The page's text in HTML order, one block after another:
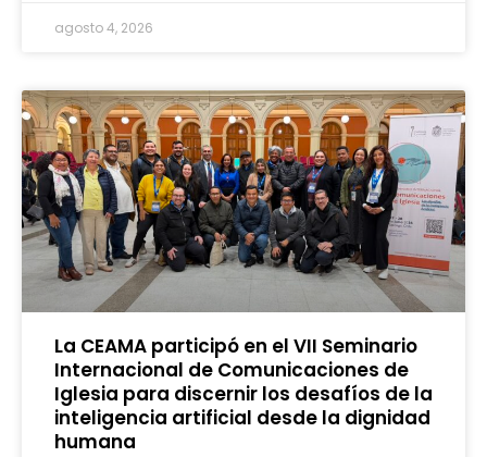
agosto 4, 2026
La CEAMA participó en el VII Seminario
Internacional de Comunicaciones de
Iglesia para discernir los desafíos de la
inteligencia artificial desde la dignidad
humana